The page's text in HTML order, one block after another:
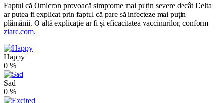
Faptul că Omicron provoacă simptome mai puțin severe decât Delta
ar putea fi explicat prin faptul că pare să infecteze mai puțin
plămânii. O altă explicație ar fi și eficacitatea vaccinurilor, conform
ziare.com.
Happy
0 %
Sad
0 %